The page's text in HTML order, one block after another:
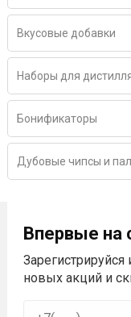
Вкусовые добавки
Наборы для
Бонификаторы
Дубовые чипсы и
Впервые на
Зарегистрируйся
новых акций и